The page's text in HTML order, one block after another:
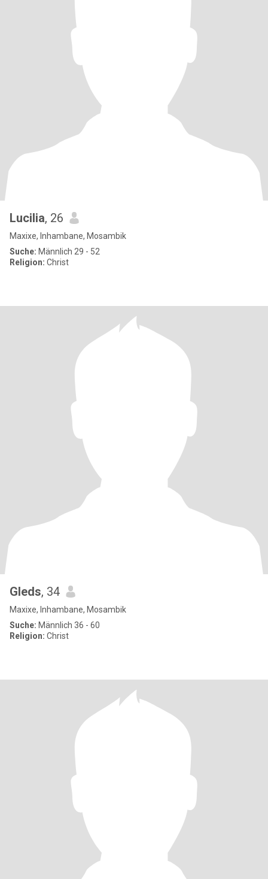
Lucilia, 26
Maxixe, Inhambane, Mosambik
Suche: Männlich 29 - 52
Religion: Christ
Gleds, 34
Maxixe, Inhambane, Mosambik
Suche: Männlich 36 - 60
Religion: Christ